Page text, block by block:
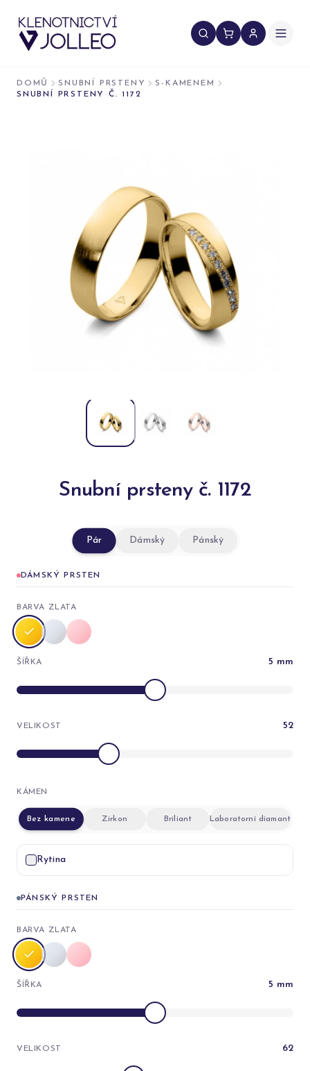
DOMŮ SNUBNÍ PRSTENY
S-KAMENEM
SNUBNÍ PRSTENY Č. 1172
Snubní prsteny č. 1172
Pár Dámský Pánský
DÁMSKÝ PRSTEN
BARVA ZLATA
ŠÍŘKA 5 mm
VELIKOST 52
KÁMEN
Bez kamene Zirkon Briliant Laboratorní diamant
Rytina
PÁNSKÝ PRSTEN
BARVA ZLATA
ŠÍŘKA 5 mm
VELIKOST 62